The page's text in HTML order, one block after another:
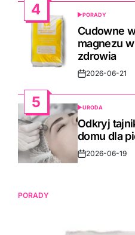
4
POSTED
IN
PORADY
Cudowne
magnezu
zdrowia
Post2026-06-21
5
POSTED
IN
URODA
Odkryj
domu dla
Post2026-06-19
PORADY